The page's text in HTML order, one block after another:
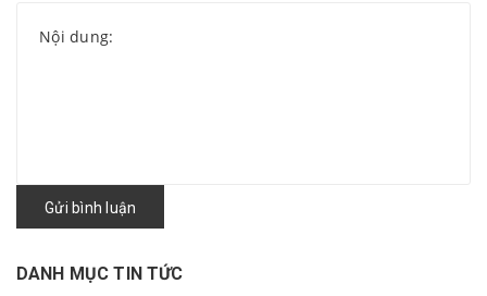
Gửi bình luận
DANH MỤC TIN TỨC